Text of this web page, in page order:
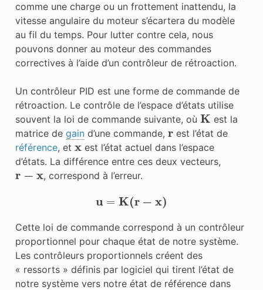
comme une charge ou un frottement inattendu, la
vitesse angulaire du moteur s’écartera du modèle
au fil du temps. Pour lutter contre cela, nous
pouvons donner au moteur des commandes
correctives à l’aide d’un contrôleur de rétroaction.
Un contrôleur PID est une forme de commande de
rétroaction. Le contrôle de l’espace d’états utilise
souvent la loi de commandesuivante, où K est la
matrice de gaind’une commande, r est l’état de
référence, et xest l’état actuel dans l’espace
d’états. La différence entre ces deux vecteurs,
r−x , correspond à l’erreur.
=K(r− )
Cette loi de commandecorrespond à un contrôleur
proportionnel pour chaque état de notre système.
Les contrôleurs proportionnels créent des
« ressorts » définis par logiciel qui tirent l’état de
notre système vers notre état de référence dans